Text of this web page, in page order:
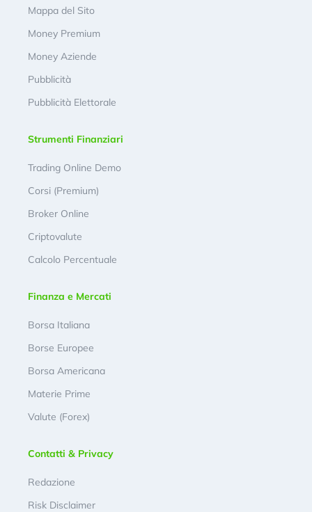
Mappa del Sito
Money Premium
Money Aziende
Pubblicità
Pubblicità Elettorale
Strumenti Finanziari
Trading Online Demo
Corsi (Premium)
Broker Online
Criptovalute
Calcolo Percentuale
Finanza e Mercati
Borsa Italiana
Borse Europee
Borsa Americana
Materie Prime
Valute (Forex)
Contatti & Privacy
Redazione
Risk Disclaimer